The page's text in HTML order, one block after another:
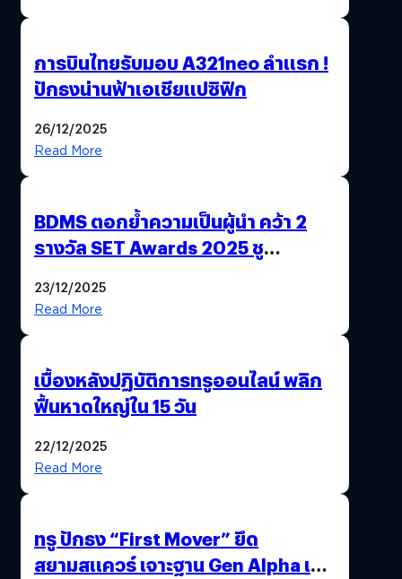
การบินไทยรับมอบ A321neo ลำแรก !
ปักธงน่านฟ้าเอเชียแปซิฟิก
26/12/2025
Read More
BDMS ตอกย้ำความเป็นผู้นำ คว้า 2
รางวัล SET Awards 2025 ชู
สุขภาพไทยสู่ความยั่งยืน
23/12/2025
Read More
เบื้องหลังปฏิบัติการทรูออนไลน์ พลิก
ฟื้นหาดใหญ่ใน 15 วัน
22/12/2025
Read More
ทรู ปักธง “First Mover” ยึด
สยามสแควร์ เจาะฐาน Gen Alpha เมื่อ